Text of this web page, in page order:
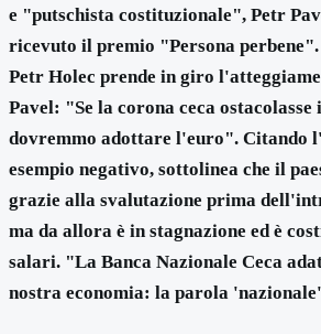
e "putschista costituzionale", Petr
ricevuto il premio "Persona
Petr Holec prende in giro
Pavel: "Se la corona ceca
dovremmo adottare l'euro". Citando
esempio negativo, sottolinea che il
grazie alla svalutazione prima
ma da allora è in stagnazione ed è
salari. "La Banca Nazionale Ceca
nostra economia: la parola